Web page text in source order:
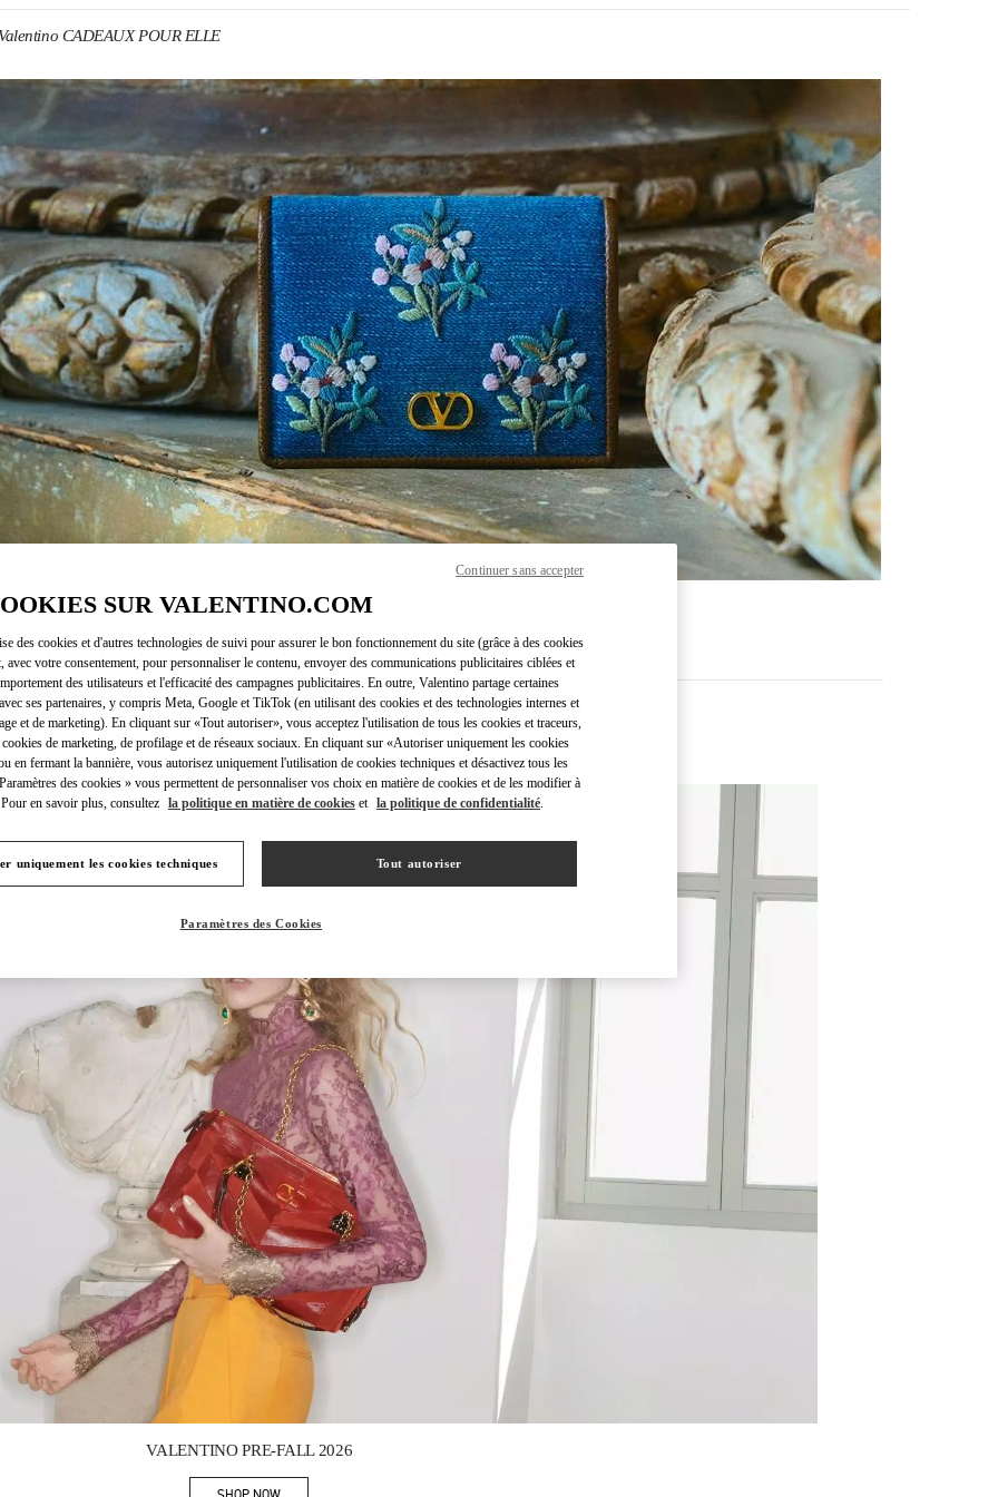
CADEAUX POUR ELLE
IN NEW TAB
Link Opens in New Tab
NOUVEAUTÉS
VALENTINO PRE-FALL 2026
SUR VALENTINO.COM
des cookies et d'autres technologies de suivi pour assurer le bon fonctionnement du site (grâce à des cookies
avec votre consentement, pour personnaliser le contenu, envoyer des communications publicitaires ciblées et
des utilisateurs et l'efficacité des campagnes publicitaires. En outre, Valentino partage certaines
ses partenaires, y compris Meta, Google et TikTok (en utilisant des cookies et des technologies internes et
et de marketing). En cliquant sur «Tout autoriser», vous acceptez l'utilisation de tous les cookies et traceurs,
de marketing, de profilage et de réseaux sociaux. En cliquant sur «Autoriser uniquement les cookies
en fermant la bannière, vous autorisez uniquement l'utilisation de cookies techniques et désactivez tous les
des cookies » vous permettent de personnaliser vos choix en matière de cookies et de les modifier à
en savoir plus, consultez la politique en matière de cookies et la politique de confidentialité.
uniquement les cookies techniques Tout autoriser
Paramètres des Cookies
Continuer sans accepter